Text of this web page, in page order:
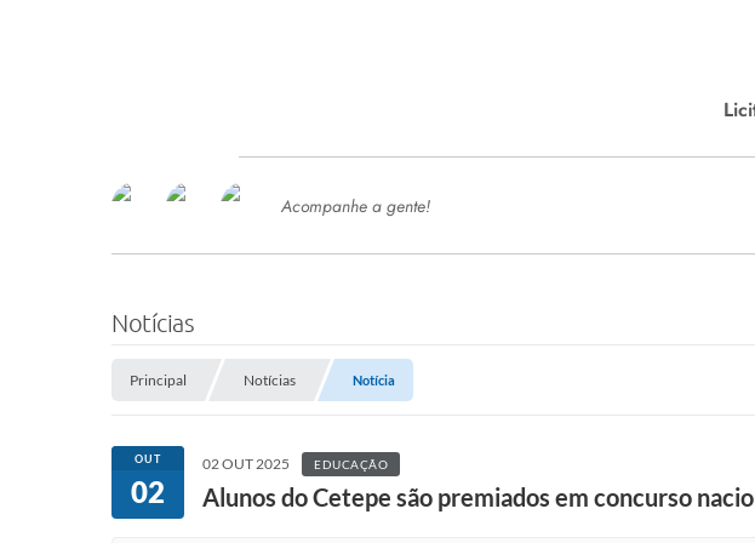
Editais de
SERVIÇOS
SEMED
Processo de Contratação -
Concursos e Processos Seletivos
Esporte
Acompanhe a gente!
Notícias
Principal Notícias Notícia
OUT
02
02 OUT 2025 EDUCAÇÃO
Alunos do Cetepe são premiados em concurso